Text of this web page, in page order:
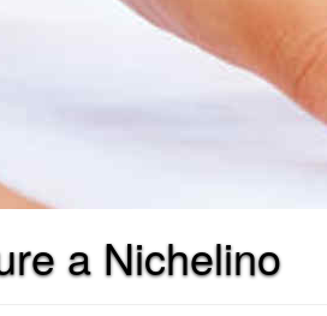
a Nichelino